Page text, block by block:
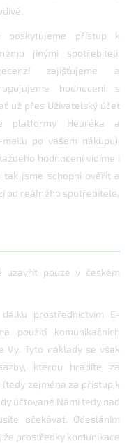
poskytujeme přístup k
jinými spotřebiteli.
zajišťujeme a
hodnocení s
už přes Uživatelský účet
platformy Heuréka a
po vašem nákupu),
hodnocení vidíme i
tak jsme schopni ověřit a
od reálného spotřebitele.
uzavřít pouze v českém
prostřednictvím E-
použití komunikačních
Vy. Tyto náklady se však
kterou hradíte za
zejména za přístup k
účtované Námi tedy nad
očekávat. Odesláním
že prostředky komunikace